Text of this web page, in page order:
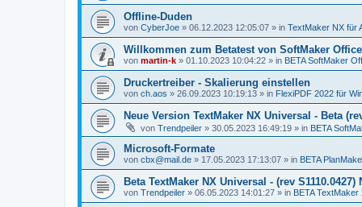
Offline-Duden
von CyberJoe » 06.12.2023 12:05:07 » in TextMaker NX für
Willkommen zum Betatest von SoftMaker
von martin-k » 01.10.2023 10:04:22 » in BETA SoftMaker
Druckertreiber - Skalierung einstellen
von ch.aos » 26.09.2023 10:19:13 » in FlexiPDF 2022 für
Neue Version TextMaker NX Universal - Beta
von Trendpeiler » 30.05.2023 16:49:19 » in BETA
Microsoft-Formate
von cbx@mail.de » 17.05.2023 17:13:07 » in BETA
Beta TextMaker NX Universal - (rev
von Trendpeiler » 06.05.2023 14:01:27 » in BETA TextMaker